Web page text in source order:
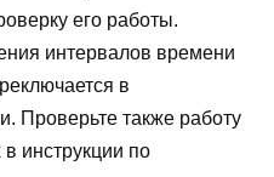
его работы.
интервалов времени
в
Проверьте также работу
инструкции по